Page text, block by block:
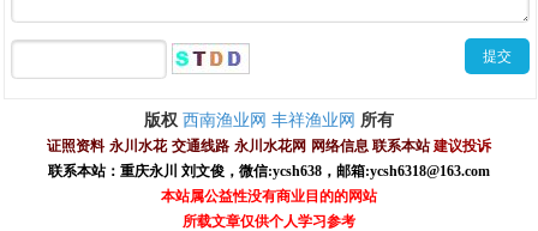
版权 西南渔业网 丰祥渔业网 所有
证照资料 永川水花 交通线路 永川水花网 网络信息 联系本站 建议投诉
联系本站：重庆永川 刘文俊， 微信:ycsh638 ， 邮箱:ycsh6318@163.com
本站属公益性没有商业目的的网站
所载文章仅供个人学习参考